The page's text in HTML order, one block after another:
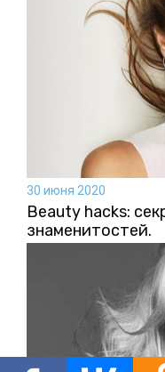
30 июня 2020
Beauty hacks:
знаменитостей.